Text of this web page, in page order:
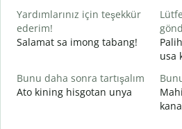
Yardımlarınız için teşekkür
ederim!
Salamat sa imong tabang!
usa
Bunu daha sonra tartışalım
Ato kining hisgotan unya